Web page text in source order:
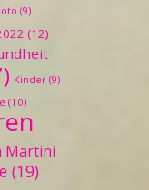
(9)
(12)
Kinder (9)
(10)
Martini
(19)